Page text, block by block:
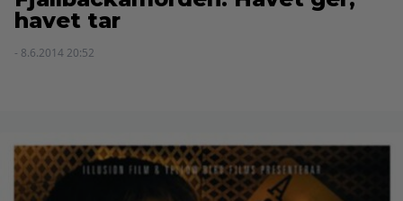
havet tar
- 8.6.2014 20:52